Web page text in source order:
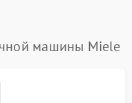
Подробнее →
машины Miele